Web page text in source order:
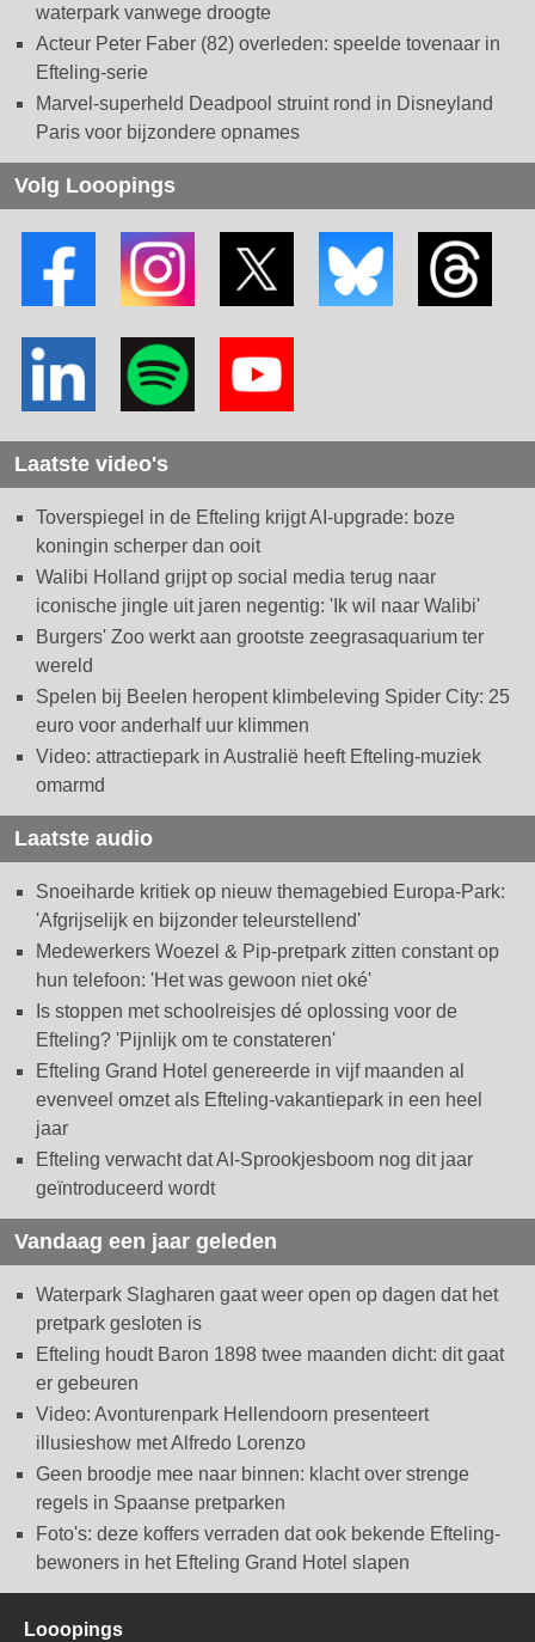
waterpark vanwege droogte
Acteur Peter Faber (82) overleden: speelde tovenaar in
Efteling-serie
Marvel-superheld Deadpool struint rond in Disneyland
Paris voor bijzondere opnames
Volg Looopings
Laatste video's
Toverspiegel in de Efteling krijgt AI-upgrade: boze
koningin scherper dan ooit
Walibi Holland grijpt op social media terug naar
iconische jingle uit jaren negentig: 'Ik wil naar Walibi'
Burgers' Zoo werkt aan grootste zeegrasaquarium ter
wereld
Spelen bij Beelen heropent klimbeleving Spider City: 25
euro voor anderhalf uur klimmen
Video: attractiepark in Australië heeft Efteling-muziek
omarmd
Laatste audio
Snoeiharde kritiek op nieuw themagebied Europa-Park:
'Afgrijselijk en bijzonder teleurstellend'
Medewerkers Woezel & Pip-pretpark zitten constant op
hun telefoon: 'Het was gewoon niet oké'
Is stoppen met schoolreisjes dé oplossing voor de
Efteling? 'Pijnlijk om te constateren'
Efteling Grand Hotel genereerde in vijf maanden al
evenveel omzet als Efteling-vakantiepark in een heel
jaar
Efteling verwacht dat AI-Sprookjesboom nog dit jaar
geïntroduceerd wordt
Vandaag een jaar geleden
Waterpark Slagharen gaat weer open op dagen dat het
pretpark gesloten is
Efteling houdt Baron 1898 twee maanden dicht: dit gaat
er gebeuren
Video: Avonturenpark Hellendoorn presenteert
illusieshow met Alfredo Lorenzo
Geen broodje mee naar binnen: klacht over strenge
regels in Spaanse pretparken
Foto's: deze koffers verraden dat ook bekende Efteling-
bewoners in het Efteling Grand Hotel slapen
Looopings